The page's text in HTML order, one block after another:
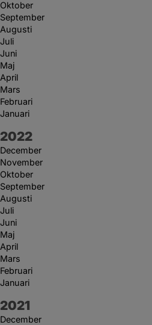
Oktober
September
Augusti
Juli
Juni
Maj
April
Mars
Februari
Januari
År:
2022
December
November
Oktober
September
Augusti
Juli
Juni
Maj
April
Mars
Februari
Januari
År:
2021
December